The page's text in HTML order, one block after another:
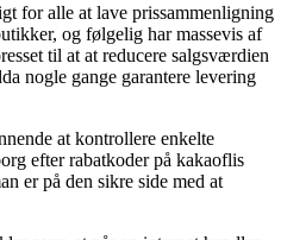
for alle at lave prissammenligning
og følgelig har massevis af
til at at reducere salgsværdien
nogle gange garantere levering
at kontrollere enkelte
efter rabatkoder på kakaoflis
er på den sikre side med at